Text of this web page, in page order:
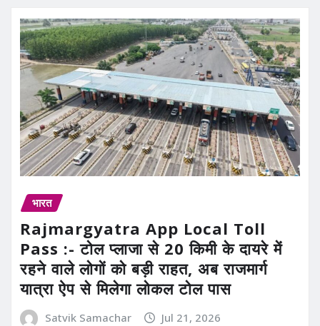
भारत
Rajmargyatra App Local Toll
Pass :- टोल प्लाजा से 20 किमी के दायरे में
रहने वाले लोगों को बड़ी राहत, अब राजमार्ग
यात्रा ऐप से मिलेगा लोकल टोल पास
Satvik Samachar Jul 21, 2026